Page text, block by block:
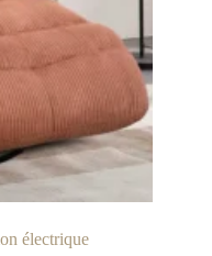
électrique